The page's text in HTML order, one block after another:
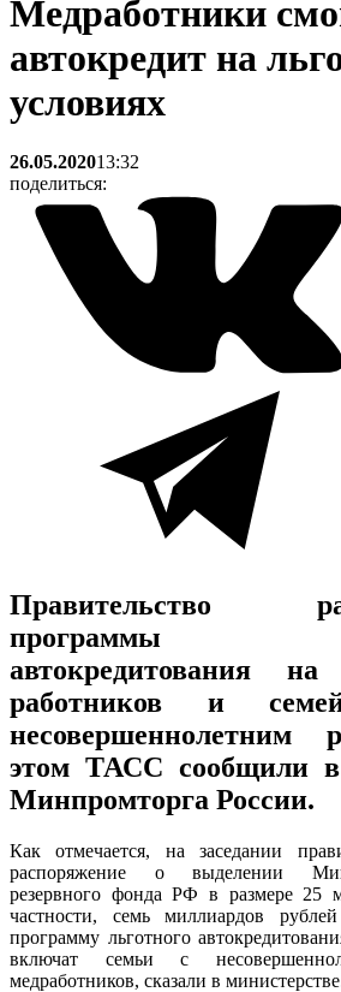
Медработники
автокредит на
условиях
26.05.202013:32
поделиться:
Правительство
программы
автокредитования на
работников и
несовершеннолетним
этом ТАСС сообщили в
Минпромторга России.
Как отмечается, на заседании
распоряжение о выделении
резервного фонда РФ в размере 25
частности, семь миллиардов
программу льготного
включат семьи с
медработников, сказали в